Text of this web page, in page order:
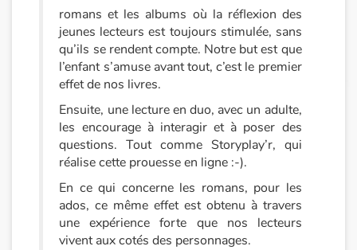
Médiathèques
Vidéos & Tutoriaux
Par thématique
romans et les albums où la réflexion des
jeunes lecteurs est toujours stimulée, sans
qu’ils se rendent compte. Notre but est que
l’enfant s’amuse avant tout, c’est le premier
effet de nos livres.
Ensuite, une lecture en duo, avec un adulte,
les encourage à interagir et à poser des
questions. Tout comme Storyplay’r, qui
réalise cette prouesse en ligne :-).
En ce qui concerne les romans, pour les
ados, ce même effet est obtenu à travers
une expérience forte que nos lecteurs
vivent aux cotés des personnages.